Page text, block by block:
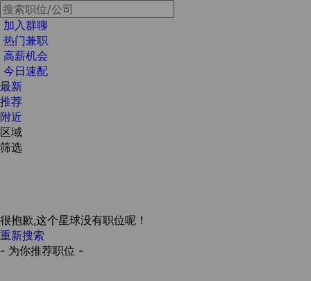
加入群聊
热门兼职
高薪机会
今日速配
最新
推荐
附近
区域
筛选
很抱歉,这个星球没有职位呢！
重新搜索
- 为你推荐职位 -